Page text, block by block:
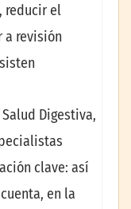
reducir el
a revisión
Digestiva,
clave: así
en la